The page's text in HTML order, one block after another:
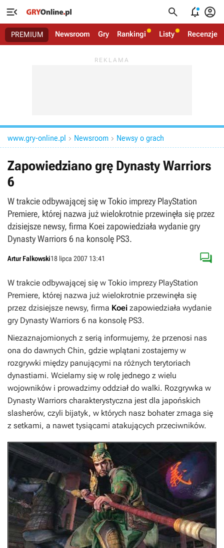
   
PREMIUM Newsroom Gry Rankingi Listy Recenzje
www.gry-online.pl  Newsroom  Newsy o grach
Zapowiedziano grę Dynasty Warriors
6
W trakcie odbywającej się w Tokio imprezy PlayStation
Premiere, której nazwa już wielokrotnie przewinęła się przez
dzisiejsze newsy, firma Koei zapowiedziała wydanie gry
Dynasty Warriors 6 na konsolę PS3.
Artur Falkowski18 lipca 2007 13:41 
W trakcie odbywającej się w Tokio imprezy PlayStation
Premiere, której nazwa już wielokrotnie przewinęła się
przez dzisiejsze newsy, firma Koei zapowiedziała wydanie
gry Dynasty Warriors 6 na konsolę PS3.
Niezaznajomionych z serią informujemy, że przenosi nas
ona do dawnych Chin, gdzie wplątani zostajemy w
rozgrywki między panującymi na różnych terytoriach
dynastiami. Wcielamy się w rolę jednego z wielu
wojowników i prowadzimy oddział do walki. Rozgrywka w
Dynasty Warriors charakterystyczna jest dla japońskich
slasherów, czyli bijatyk, w których nasz bohater zmaga się
z setkami, a nawet tysiącami atakujących przeciwników.